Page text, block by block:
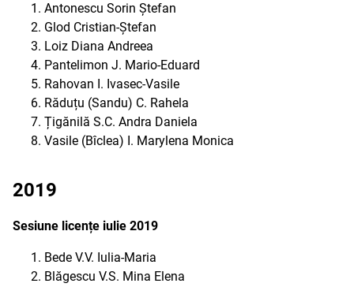
Antonescu Sorin Ștefan
Glod Cristian-Ștefan
Loiz Diana Andreea
Pantelimon J. Mario-Eduard
Rahovan I. Ivasec-Vasile
Răduțu (Sandu) C. Rahela
Țigănilă S.C. Andra Daniela
Vasile (Bîclea) I. Marylena Monica
2019
Sesiune licențe iulie 2019
Bede V.V. Iulia-Maria
Blăgescu V.S. Mina Elena